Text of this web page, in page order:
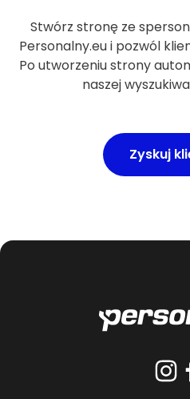
Stwórz stronę ze
Personalny.eu i pozwól
Po utworzeniu strony
naszej
Zyskuj